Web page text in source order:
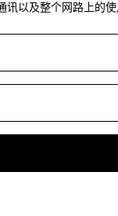
讯以及整个网路上的